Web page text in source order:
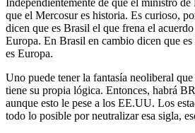
Independientemente de que el ministro
que el Mercosur es historia. Es curioso,
dicen que es Brasil el que frena el
Europa. En Brasil en cambio dicen que
es Europa.
Uno puede tener la fantasía neoliberal
tiene su propia lógica. Entonces, habrá
aunque esto le pese a los EE.UU. Los
todo lo posible por neutralizar esa sigla,